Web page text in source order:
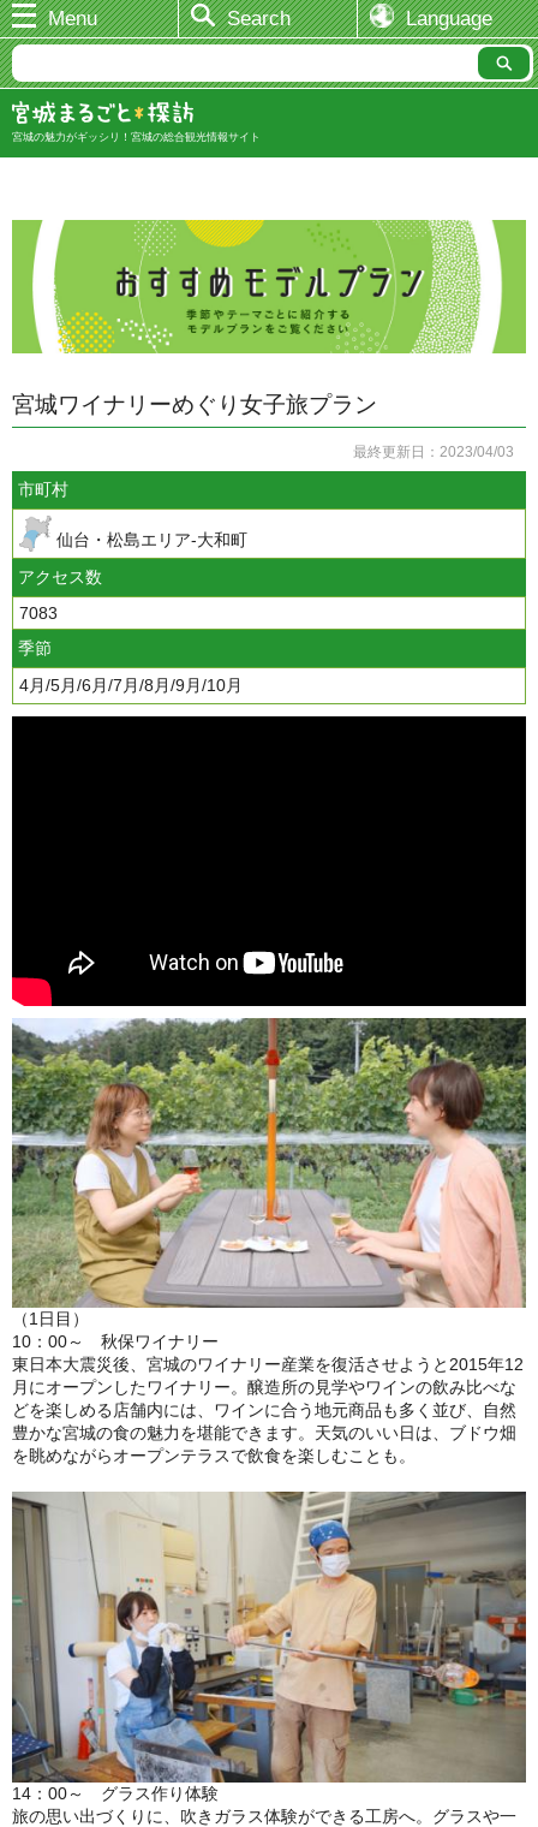
Menu Search Language
宮城の魅力がギッシリ！宮城の総合観光情報サイト
宮城ワイナリーめぐり女子旅プラン
最終更新日：2023/04/03
市町村
仙台・松島エリア-大和町
アクセス数
7083
季節
4月/5月/6月/7月/8月/9月/10月
（1日目）
10：00～ 秋保ワイナリー
東日本大震災後、宮城のワイナリー産業を復活させようと2015年12
月にオープンしたワイナリー。醸造所の見学やワインの飲み比べな
どを楽しめる店舗内には、ワインに合う地元商品も多く並び、自然
豊かな宮城の食の魅力を堪能できます。天気のいい日は、ブドウ畑
を眺めながらオープンテラスで飲食を楽しむことも。
14：00～ グラス作り体験
旅の思い出づくりに、吹きガラス体験ができる工房へ。グラスや一